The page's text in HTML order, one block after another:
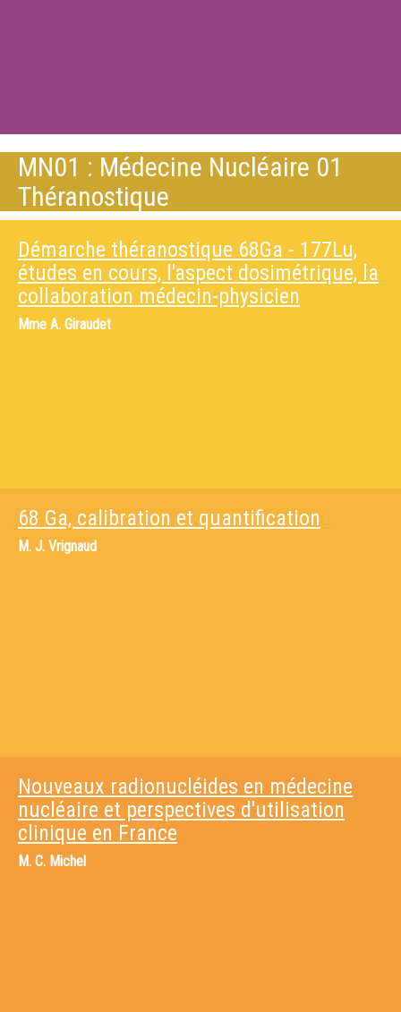
MN01 : Médecine Nucléaire 01
Théranostique
Démarche théranostique 68Ga - 177Lu,
études en cours, l'aspect dosimétrique, la
collaboration médecin-physicien
Mme A. Giraudet
68 Ga, calibration et quantification
M. J. Vrignaud
Nouveaux radionucléides en médecine
nucléaire et perspectives d'utilisation
clinique en France
M. C. Michel